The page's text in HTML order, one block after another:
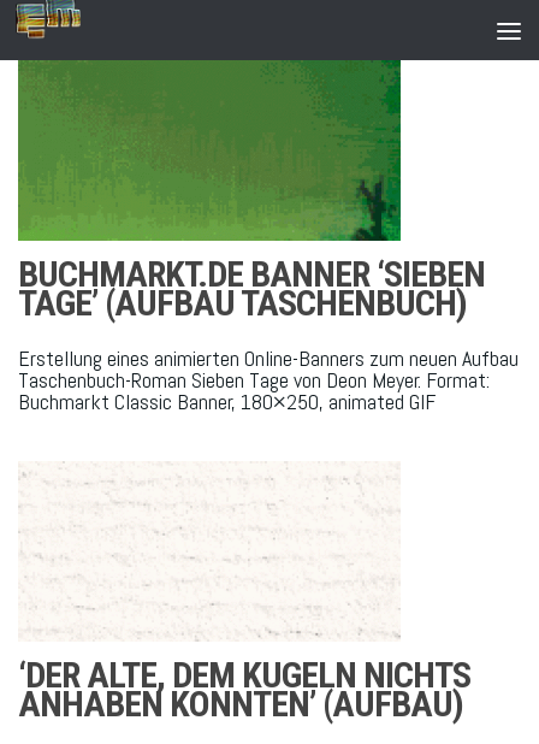
Zum Inhalt springen
BUCHMARKT.DE BANNER ‘SIEBEN
TAGE’ (AUFBAU TASCHENBUCH)
Erstellung eines animierten Online-Banners zum neuen Aufbau
Taschenbuch-Roman Sieben Tage von Deon Meyer. Format:
Buchmarkt Classic Banner, 180×250, animated GIF
‘DER ALTE, DEM KUGELN NICHTS
ANHABEN KONNTEN’ (AUFBAU)